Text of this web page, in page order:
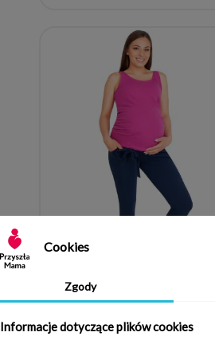
SPODNIE CIĄŻOWE GRANATOWE
Cookies
Zgody
Informacje dotyczące plików cookies